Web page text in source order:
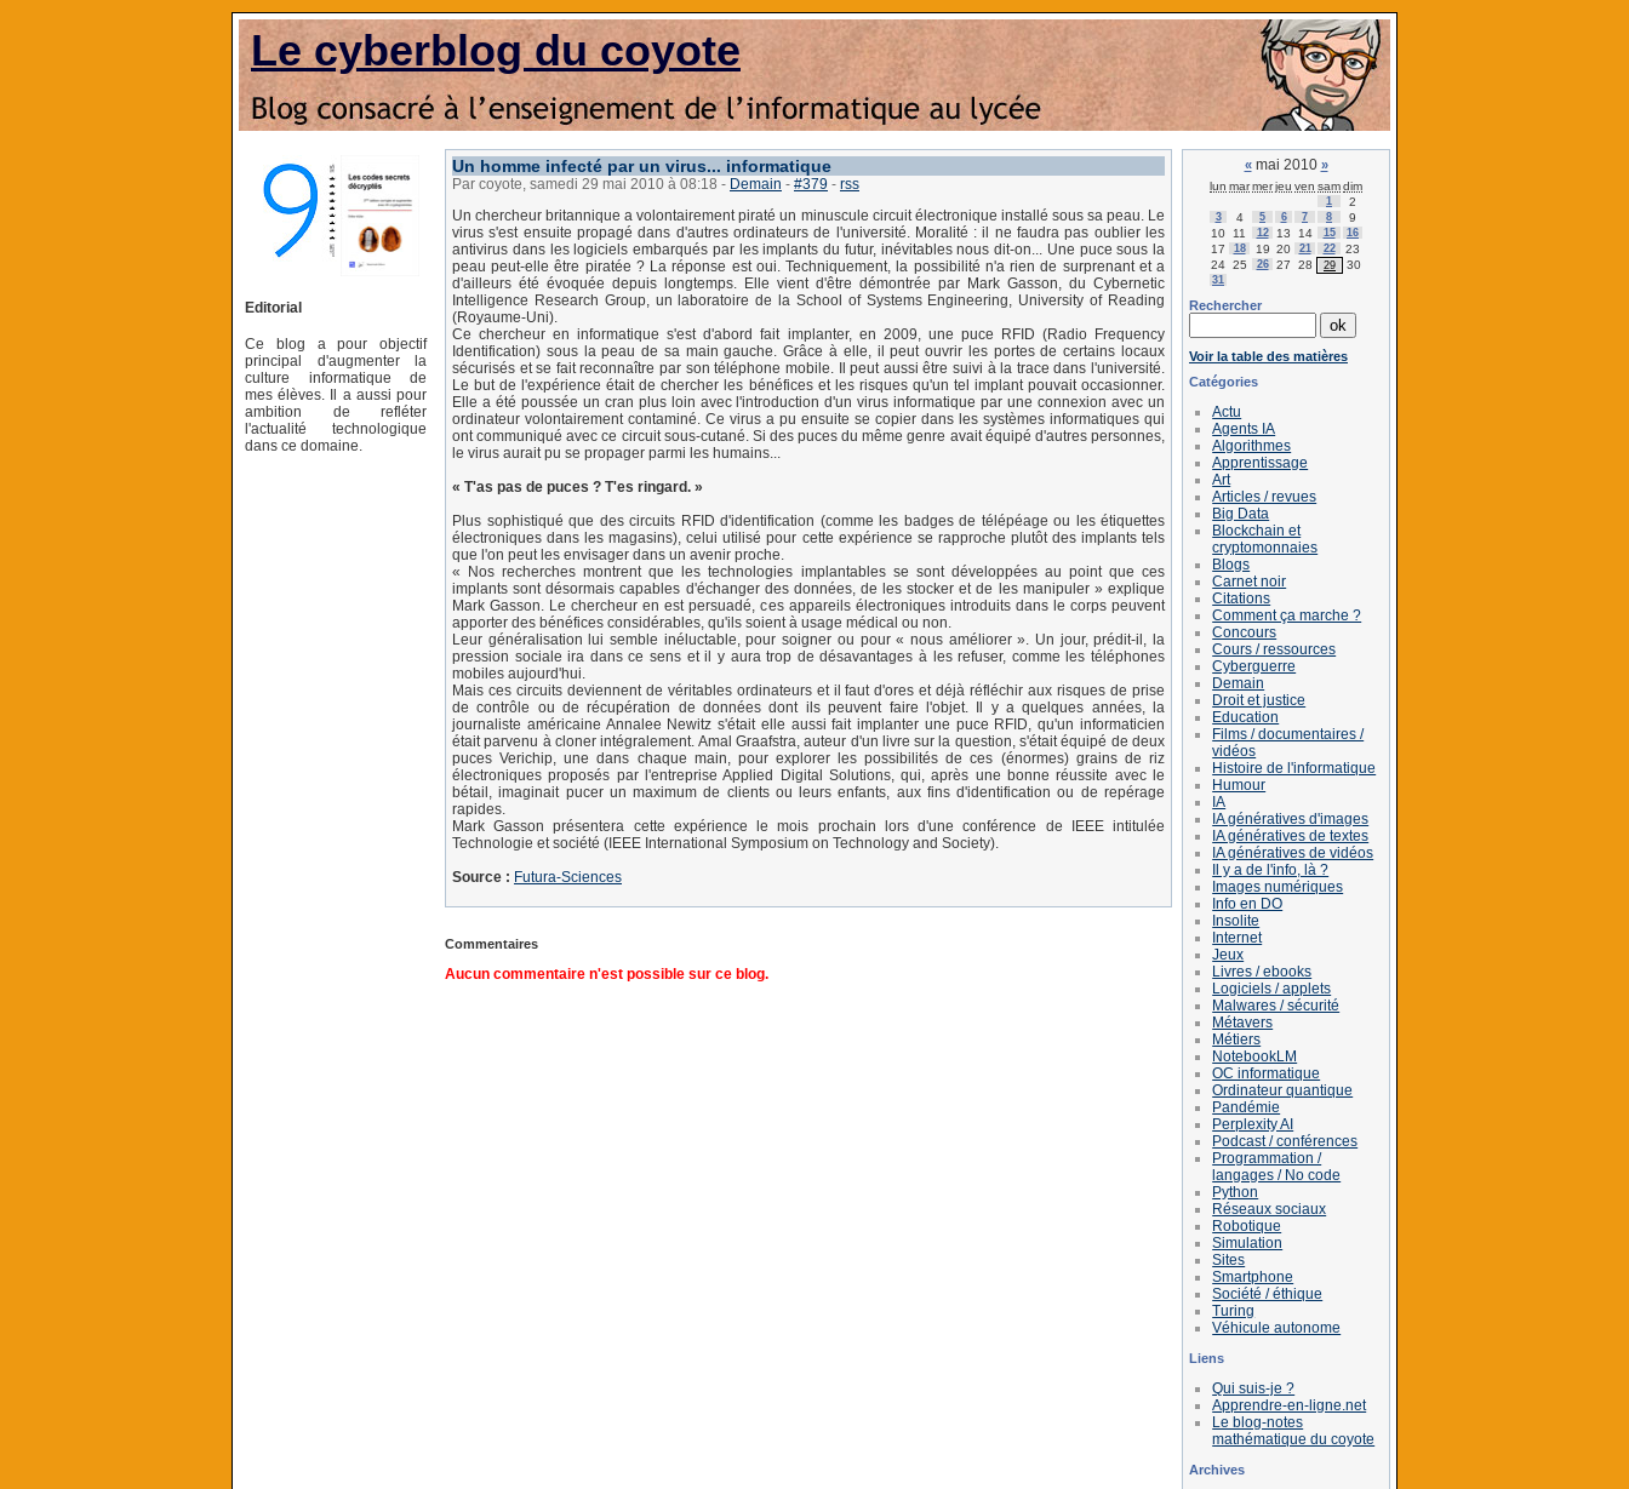
Le cyberblog du coyote
Editorial
Ce blog a pour objectif
principal d'augmenter la
culture informatique de
mes élèves. Il a aussi pour
ambition de refléter
l'actualité technologique
dans ce domaine.
Un homme infecté par un virus... informatique
Par coyote, samedi 29 mai 2010 à 08:18 - Demain - #379 - rss
Un chercheur britannique a volontairement piraté un minuscule circuit électronique installé sous sa peau. Le
virus s'est ensuite propagé dans d'autres ordinateurs de l'université. Moralité : il ne faudra pas oublier les
antivirus dans les logiciels embarqués par les implants du futur, inévitables nous dit-on... Une puce sous la
peau peut-elle être piratée ? La réponse est oui. Techniquement, la possibilité n'a rien de surprenant et a
d'ailleurs été évoquée depuis longtemps. Elle vient d'être démontrée par Mark Gasson, du Cybernetic
Intelligence Research Group, un laboratoire de la School of Systems Engineering, University of Reading
(Royaume-Uni).
Ce chercheur en informatique s'est d'abord fait implanter, en 2009, une puce RFID (Radio Frequency
Identification) sous la peau de sa main gauche. Grâce à elle, il peut ouvrir les portes de certains locaux
sécurisés et se fait reconnaître par son téléphone mobile. Il peut aussi être suivi à la trace dans l'université.
Le but de l'expérience était de chercher les bénéfices et les risques qu'un tel implant pouvait occasionner.
Elle a été poussée un cran plus loin avec l'introduction d'un virus informatique par une connexion avec un
ordinateur volontairement contaminé. Ce virus a pu ensuite se copier dans les systèmes informatiques qui
ont communiqué avec ce circuit sous-cutané. Si des puces du même genre avait équipé d'autres personnes,
le virus aurait pu se propager parmi les humains...
« T'as pas de puces ? T'es ringard. »
Plus sophistiqué que des circuits RFID d'identification (comme les badges de télépéage ou les étiquettes
électroniques dans les magasins), celui utilisé pour cette expérience se rapproche plutôt des implants tels
que l'on peut les envisager dans un avenir proche.
« Nos recherches montrent que les technologies implantables se sont développées au point que ces
implants sont désormais capables d'échanger des données, de les stocker et de les manipuler » explique
Mark Gasson. Le chercheur en est persuadé, ces appareils électroniques introduits dans le corps peuvent
apporter des bénéfices considérables, qu'ils soient à usage médical ou non.
Leur généralisation lui semble inéluctable, pour soigner ou pour « nous améliorer ». Un jour, prédit-il, la
pression sociale ira dans ce sens et il y aura trop de désavantages à les refuser, comme les téléphones
mobiles aujourd'hui.
Mais ces circuits deviennent de véritables ordinateurs et il faut d'ores et déjà réfléchir aux risques de prise
de contrôle ou de récupération de données dont ils peuvent faire l'objet. Il y a quelques années, la
journaliste américaine Annalee Newitz s'était elle aussi fait implanter une puce RFID, qu'un informaticien
était parvenu à cloner intégralement. Amal Graafstra, auteur d'un livre sur la question, s'était équipé de deux
puces Verichip, une dans chaque main, pour explorer les possibilités de ces (énormes) grains de riz
électroniques proposés par l'entreprise Applied Digital Solutions, qui, après une bonne réussite avec le
bétail, imaginait pucer un maximum de clients ou leurs enfants, aux fins d'identification ou de repérage
rapides.
Mark Gasson présentera cette expérience le mois prochain lors d'une conférence de IEEE intitulée
Technologie et société (IEEE International Symposium on Technology and Society).
Source : Futura-Sciences
Commentaires
Aucun commentaire n'est possible sur ce blog.
«mai 2010 »
lun marmerjeu ven samdim
1 2
3 4 5 6 7 8
9
10
11 12 13 14 15 16
17 18 19 20 21 22
23
24 25 26 27 28 29 30
31
Rechercher
Voir la table des matières
Catégories
Actu
Agents IA
Algorithmes
Apprentissage
Art
Articles / revues
Big Data
Blockchain et
cryptomonnaies
Blogs
Carnet noir
Citations
Comment ça marche ?
Concours
Cours / ressources
Cyberguerre
Demain
Droit et justice
Education
Films / documentaires /
vidéos
Histoire de l'informatique
Humour
IA
IA génératives d'images
IA génératives de textes
IA génératives de vidéos
Il y a de l'info, là ?
Images numériques
Info en DO
Insolite
Internet
Jeux
Livres / ebooks
Logiciels / applets
Malwares / sécurité
Métavers
Métiers
NotebookLM
OC informatique
Ordinateur quantique
Pandémie
Perplexity AI
Podcast / conférences
Programmation /
langages / No code
Python
Réseaux sociaux
Robotique
Simulation
Sites
Smartphone
Société / éthique
Turing
Véhicule autonome
Liens
Qui suis-je ?
Apprendre-en-ligne.net
Le blog-notes
mathématique du coyote
Archives